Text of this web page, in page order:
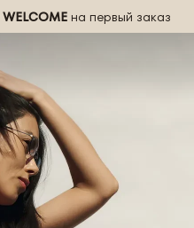
WELCOME на первый заказ